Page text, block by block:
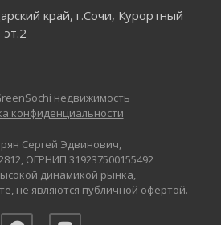
край, г.Сочи, Курортный
недвижимость
конфиденциальности
Сергей Эдвинович,
ОГРНИП 319237500155492
динамикой рынка,
не являются публичной офертой.